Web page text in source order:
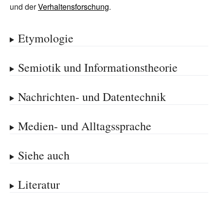
und derVerhaltensforschung.
Etymologie
Semiotik und Informationstheorie
Nachrichten- und Datentechnik
Medien- und Alltagssprache
Siehe auch
Literatur